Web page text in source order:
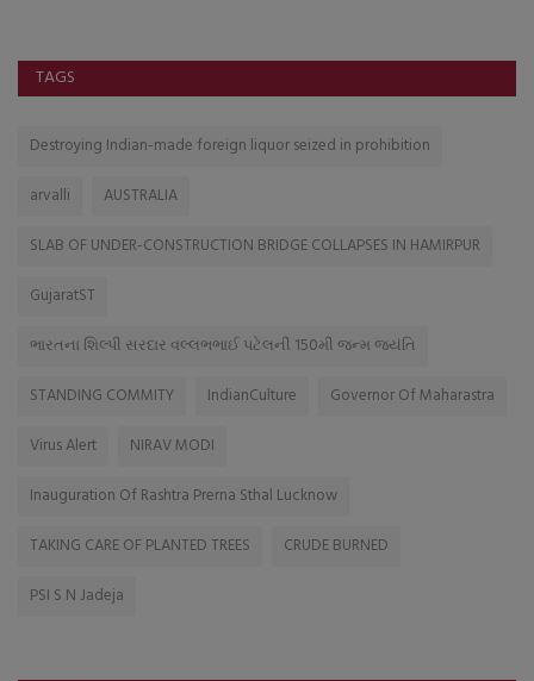
TAGS
Destroying Indian-made foreign liquor seized in prohibition
arvalli
AUSTRALIA
SLAB OF UNDER-CONSTRUCTION BRIDGE COLLAPSES IN HAMIRPUR
GujaratST
ભારતના શિલ્પી સરદાર વલ્લભભાઈ પટેલની 150મી જન્મ જયંતિ
STANDING COMMITY
IndianCulture
Governor Of Maharastra
Virus Alert
NIRAV MODI
Inauguration Of Rashtra Prerna Sthal Lucknow
TAKING CARE OF PLANTED TREES
CRUDE BURNED
PSI S N Jadeja